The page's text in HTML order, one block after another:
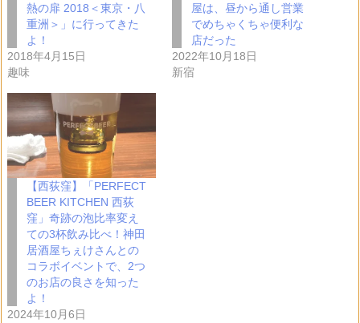
熱の扉 2018＜東京・八
重洲＞」に行ってきた
よ！
2018年4月15日
趣味
屋は、昼から通し営業
でめちゃくちゃ便利な
店だった
2022年10月18日
新宿
【西荻窪】「PERFECT
BEER KITCHEN 西荻
窪」奇跡の泡比率変え
ての3杯飲み比べ！神田
居酒屋ちぇけさんとの
コラボイベントで、2つ
のお店の良さを知った
よ！
2024年10月6日